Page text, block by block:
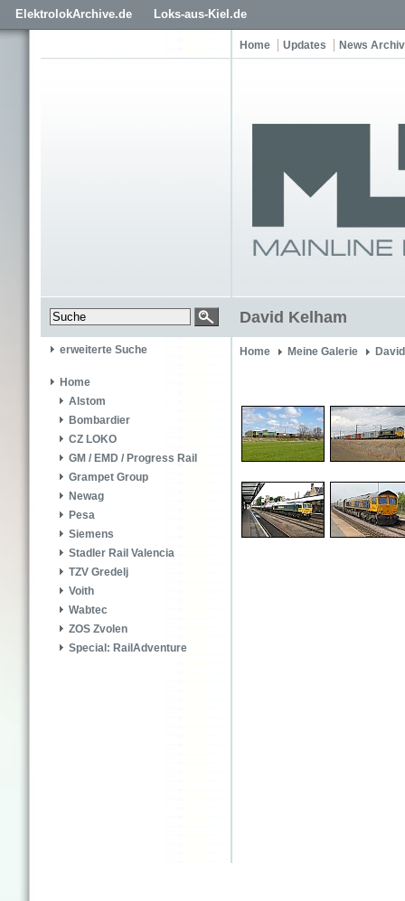
ElektrolokArchive.de Loks-aus-Kiel.de
Home Updates News Archiv
David Kelham
erweiterte Suche
Home
Alstom
Bombardier
CZ LOKO
GM / EMD / Progress Rail
Grampet Group
Newag
Pesa
Siemens
Stadler Rail Valencia
TZV Gredelj
Voith
Wabtec
ZOS Zvolen
Special: RailAdventure
Home Meine Galerie